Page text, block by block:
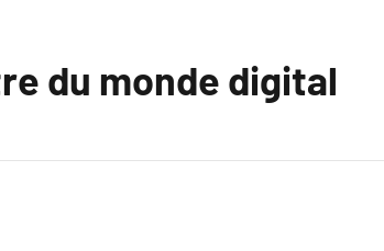
du monde digital